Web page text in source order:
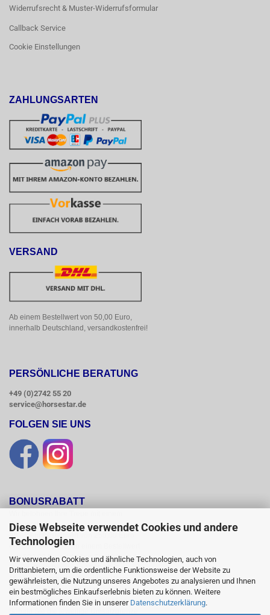
Diese Webseite verwendet Cookies und andere
Technologien
Wir verwenden Cookies und ähnliche Technologien, auch von
Drittanbietern, um die ordentliche Funktionsweise der Website zu
gewährleisten, die Nutzung unseres Angebotes zu analysieren und Ihnen
ein bestmögliches Einkaufserlebnis bieten zu können. Weitere
Informationen finden Sie in unserer Datenschutzerklärung.
Widerrufsrecht & Muster-Widerrufsformular
Callback Service
Cookie Einstellungen
ZAHLUNGSARTEN
VERSAND
Ab einem Bestellwert von 50,00 Euro,
innerhalb Deutschland, versandkostenfrei!
PERSÖNLICHE BERATUNG
+49 (0)2742 55 20
service@horsestar.de
FOLGEN SIE UNS
BONUSRABATT
Bonusrabatt.
Ab einem Bestellwert von 250,00 Euro
erhalten Sie 10 %, ab einem Bestellwert
von 500,00 Euro erhalten Sie 12% und ab
einem  Bestellwert von 1500,00 Euro
15 % Bonusrabatt auf reguläre Ware.
Reduzierte Artikel und Sättel sind vom
Bonusrabattsystem ausgeschlossen.